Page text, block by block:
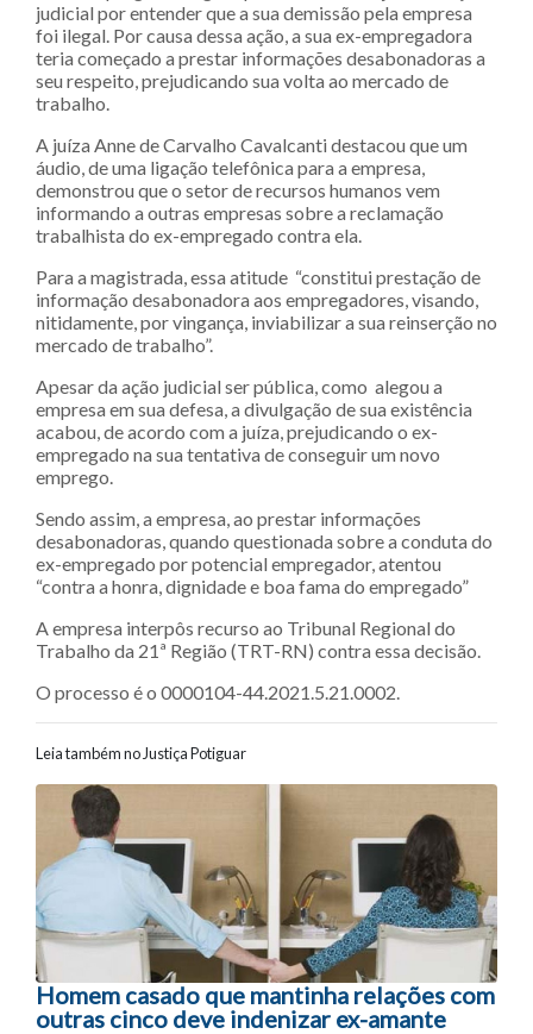
judicial por entender que a sua demissão pela empresa
foi ilegal. Por causa dessa ação, a sua ex-empregadora
teria começado a prestar informações desabonadoras a
seu respeito, prejudicando sua volta ao mercado de
trabalho.
A juíza Anne de Carvalho Cavalcanti destacou que um
áudio, de uma ligação telefônica para a empresa,
demonstrou que o setor de recursos humanos vem
informando a outras empresas sobre a reclamação
trabalhista do ex-empregado contra ela.
Para a magistrada, essa atitude “constitui prestação de
informação desabonadora aos empregadores, visando,
nitidamente, por vingança, inviabilizar a sua reinserção no
mercado de trabalho”.
Apesar da ação judicial ser pública, como alegou a
empresa em sua defesa, a divulgação de sua existência
acabou, de acordo com a juíza, prejudicando o ex-
empregado na sua tentativa de conseguir um novo
emprego.
Sendo assim, a empresa, ao prestar informações
desabonadoras, quando questionada sobre a conduta do
ex-empregado por potencial empregador, atentou
“contra a honra, dignidade e boa fama do empregado”
A empresa interpôs recurso ao Tribunal Regional do
Trabalho da 21ª Região (TRT-RN) contra essa decisão.
O processo é o 0000104-44.2021.5.21.0002.
Leia também no Justiça Potiguar
Navegação entre posts
Homem casado que mantinha relações com
outras cinco deve indenizar ex-amante